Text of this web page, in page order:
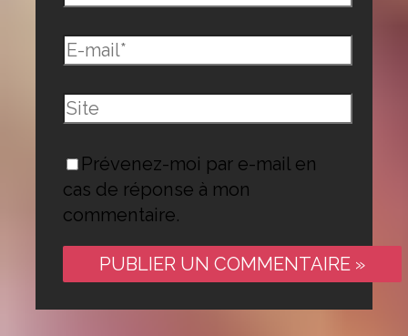
E-
mail*
Site
Prévenez-moi par e-mail en
cas de réponse à mon
commentaire.